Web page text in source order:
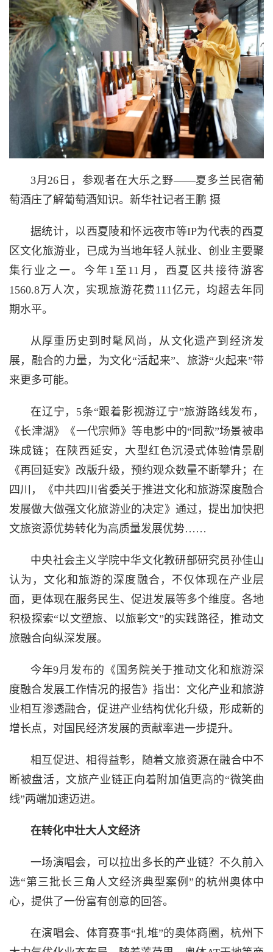
3月26日，参观者在大乐之野——夏多兰民宿葡
萄酒庄了解葡萄酒知识。新华社记者王鹏 摄
据统计，以西夏陵和怀远夜市等IP为代表的西夏
区文化旅游业，已成为当地年轻人就业、创业主要聚
集行业之一。今年1至11月，西夏区共接待游客
1560.8万人次，实现旅游花费111亿元，均超去年同
期水平。
从厚重历史到时髦风尚，从文化遗产到经济发
展，融合的力量，为文化“活起来”、旅游“火起来”带
来更多可能。
在辽宁，5条“跟着影视游辽宁”旅游路线发布，
《长津湖》《一代宗师》等电影中的“同款”场景被串
珠成链；在陕西延安，大型红色沉浸式体验情景剧
《再回延安》改版升级，预约观众数量不断攀升；在
四川，《中共四川省委关于推进文化和旅游深度融合
发展做大做强文化旅游业的决定》通过，提出加快把
文旅资源优势转化为高质量发展优势……
中央社会主义学院中华文化教研部研究员孙佳山
认为，文化和旅游的深度融合，不仅体现在产业层
面，更体现在服务民生、促进发展等多个维度。各地
积极探索“以文塑旅、以旅彰文”的实践路径，推动文
旅融合向纵深发展。
今年9月发布的《国务院关于推动文化和旅游深
度融合发展工作情况的报告》指出：文化产业和旅游
业相互渗透融合，促进产业结构优化升级，形成新的
增长点，对国民经济发展的贡献率进一步提升。
相互促进、相得益彰，随着文旅资源在融合中不
断被盘活，文旅产业链正向着附加值更高的“微笑曲
线”两端加速迈进。
在转化中壮大人文经济
一场演唱会，可以拉出多长的产业链？不久前入
选“第三批长三角人文经济典型案例”的杭州奥体中
心，提供了一份富有创意的回答。
在演唱会、体育赛事“扎堆”的奥体商圈，杭州下